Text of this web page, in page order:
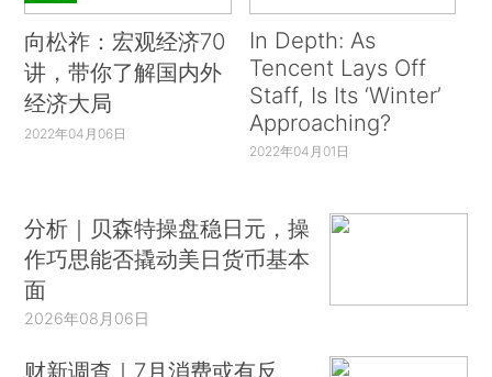
向松祚：宏观经济70
讲，带你了解国内外
经济大局
2022年04月06日
In Depth: As
Tencent Lays Off
Staff, Is Its ‘Winter’
Approaching?
2022年04月01日
分析｜贝森特操盘稳日元，操
作巧思能否撬动美日货币基本
面
2026年08月06日
财新调查｜7月消费或有反